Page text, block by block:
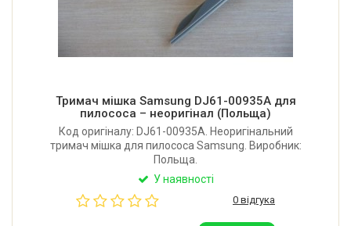
Тримач мішка Samsung DJ61-00935A для
пилососа – неоригінал (Польща)
Код оригіналу: DJ61-00935A. Неоригінальний
тримач мішка для пилососа Samsung. Виробник:
Польща.
У наявності
0 відгука